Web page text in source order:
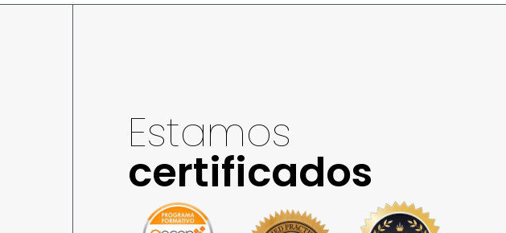
Estamos
certificados